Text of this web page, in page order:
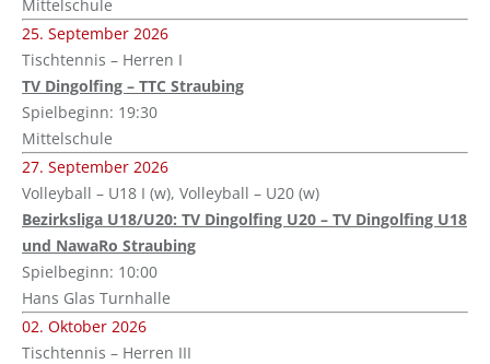
Mittelschule
25. September 2026
Tischtennis – Herren I
TV Dingolfing – TTC Straubing
Spielbeginn: 19:30
Mittelschule
27. September 2026
Volleyball – U18 I (w), Volleyball – U20 (w)
Bezirksliga U18/U20: TV Dingolfing U20 – TV Dingolfing U18
und NawaRo Straubing
Spielbeginn: 10:00
Hans Glas Turnhalle
02. Oktober 2026
Tischtennis – Herren III